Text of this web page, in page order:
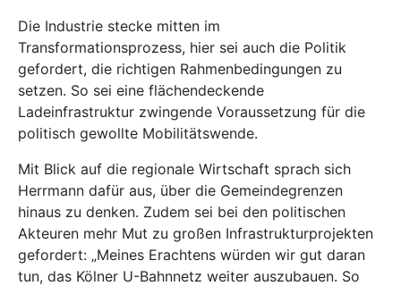
Die Industrie stecke mitten im
Transformationsprozess, hier sei auch die Politik
gefordert, die richtigen Rahmenbedingungen zu
setzen. So sei eine flächendeckende
Ladeinfrastruktur zwingende Voraussetzung für die
politisch gewollte Mobilitätswende.
Mit Blick auf die regionale Wirtschaft sprach sich
Herrmann dafür aus, über die Gemeindegrenzen
hinaus zu denken. Zudem sei bei den politischen
Akteuren mehr Mut zu großen Infrastrukturprojekten
gefordert: „Meines Erachtens würden wir gut daran
tun, das Kölner U-Bahnnetz weiter auszubauen. So